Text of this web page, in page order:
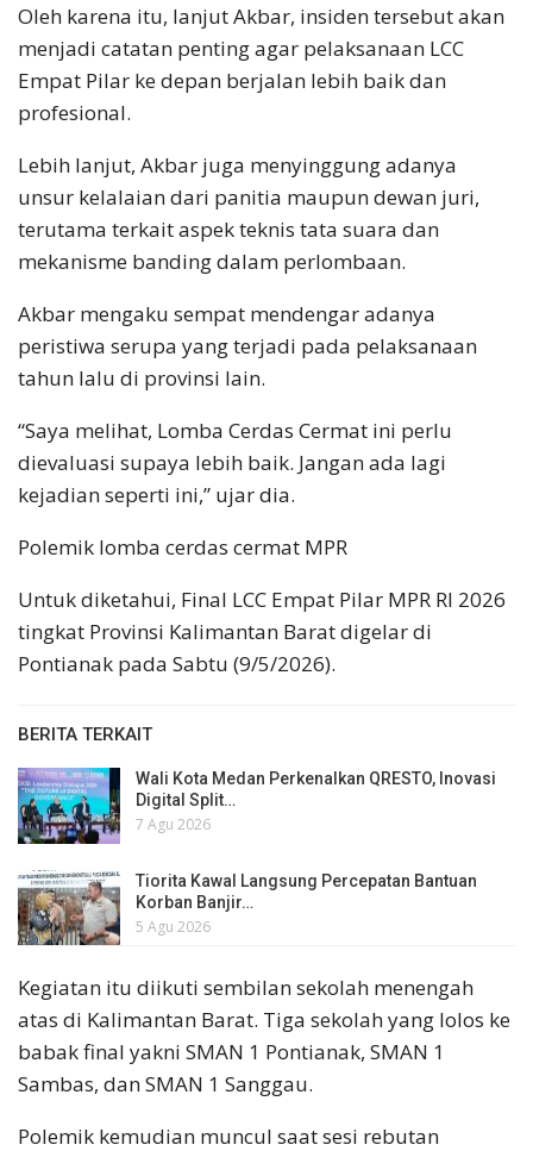
Oleh karena itu, lanjut Akbar, insiden tersebut akan
menjadi catatan penting agar pelaksanaan LCC
Empat Pilar ke depan berjalan lebih baik dan
profesional.
Lebih lanjut, Akbar juga menyinggung adanya
unsur kelalaian dari panitia maupun dewan juri,
terutama terkait aspek teknis tata suara dan
mekanisme banding dalam perlombaan.
Akbar mengaku sempat mendengar adanya
peristiwa serupa yang terjadi pada pelaksanaan
tahun lalu di provinsi lain.
“Saya melihat, Lomba Cerdas Cermat ini perlu
dievaluasi supaya lebih baik. Jangan ada lagi
kejadian seperti ini,” ujar dia.
Polemik lomba cerdas cermat MPR
Untuk diketahui, Final LCC Empat Pilar MPR RI 2026
tingkat Provinsi Kalimantan Barat digelar di
Pontianak pada Sabtu (9/5/2026).
BERITA TERKAIT
Wali Kota Medan Perkenalkan QRESTO, Inovasi
Digital Split…
7 Agu 2026
Tiorita Kawal Langsung Percepatan Bantuan
Korban Banjir…
5 Agu 2026
Kegiatan itu diikuti sembilan sekolah menengah
atas di Kalimantan Barat. Tiga sekolah yang lolos ke
babak final yakni SMAN 1 Pontianak, SMAN 1
Sambas, dan SMAN 1 Sanggau.
Polemik kemudian muncul saat sesi rebutan